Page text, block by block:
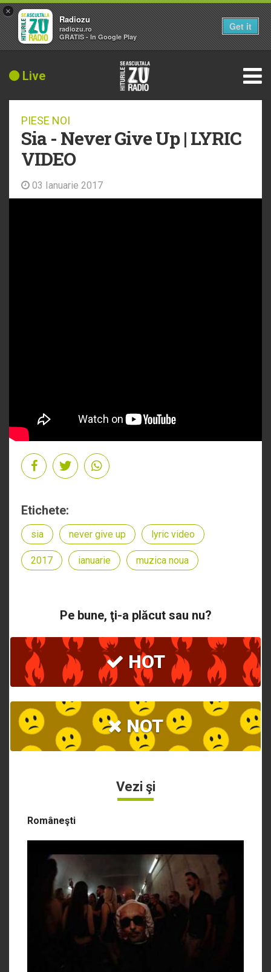
Live
PIESE NOI
Sia - Never Give Up | LYRIC
VIDEO
03 Ianuarie 2017
Etichete:
sia never give up lyric video
2017 ianuarie muzica noua
Pe bune, ţi-a plăcut sau nu?
HOT
NOT
Vezi şi
Româneşti
×
Radiozu
radiozu.ro
GRATIS - In Google Play
Get it